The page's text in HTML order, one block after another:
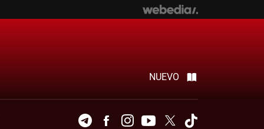
NUEVO
TelegramFacebookInstagramYoutubeTwitter